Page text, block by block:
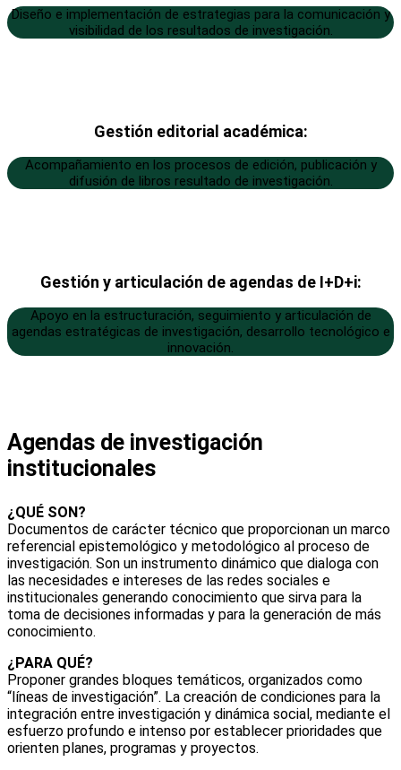
Diseño e implementación de estrategias para la comunicación y
visibilidad de los resultados de investigación.
Gestión editorial académica:
Acompañamiento en los procesos de edición, publicación y
difusión de libros resultado de investigación.
Gestión y articulación de agendas de I+D+i:
Apoyo en la estructuración, seguimiento y articulación de
agendas estratégicas de investigación, desarrollo tecnológico e
innovación.
Agendas de investigación
institucionales
¿QUÉ SON?
Documentos de carácter técnico que proporcionan un marco
referencial epistemológico y metodológico al proceso de
investigación. Son un instrumento dinámico que dialoga con
las necesidades e intereses de las redes sociales e
institucionales generando conocimiento que sirva para la
toma de decisiones informadas y para la generación de más
conocimiento.
¿PARA QUÉ?
Proponer grandes bloques temáticos, organizados como
“líneas de investigación”. La creación de condiciones para la
integración entre investigación y dinámica social, mediante el
esfuerzo profundo e intenso por establecer prioridades que
orienten planes, programas y proyectos.